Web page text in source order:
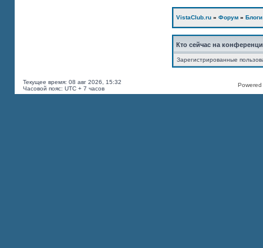
VistaClub.ru » Форум » Блоги
Кто сейчас на
Зарегистрированные
Текущее время: 08 авг 2026, 15:32
Часовой пояс: UTC + 7 часов